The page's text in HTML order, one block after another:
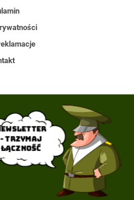
- trzymaj
łączność